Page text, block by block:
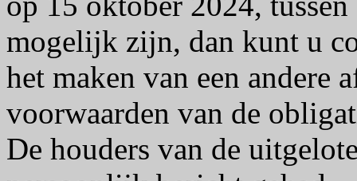
mogelijk zijn, dan kunt u
het maken van een andere
voorwaarden van de
De houders van de